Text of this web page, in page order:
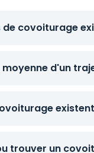
covoiturage
d'un
trouver un